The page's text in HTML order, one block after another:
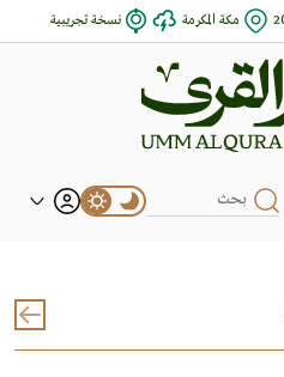
مكة المكرمة نسخة تجريبية